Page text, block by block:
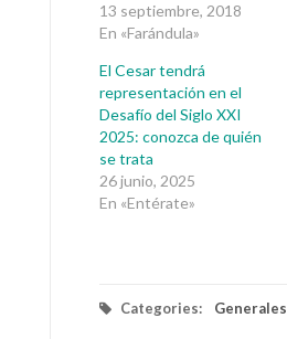
13 septiembre, 2018
En «Farándula»
El Cesar tendrá
representación en el
Desafío del Siglo XXI
2025: conozca de quién
se trata
26 junio, 2025
En «Entérate»
Categories: Generales